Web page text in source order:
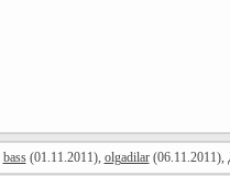
bass(01.11.2011), olgadilar(06.11.2011),